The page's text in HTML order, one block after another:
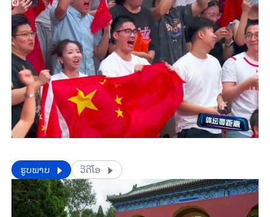
​​ຮູບພາບ ວີດີໂອ